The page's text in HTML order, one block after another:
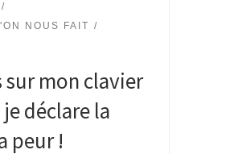
NOUS FAIT
sur mon clavier
déclare la
peur !